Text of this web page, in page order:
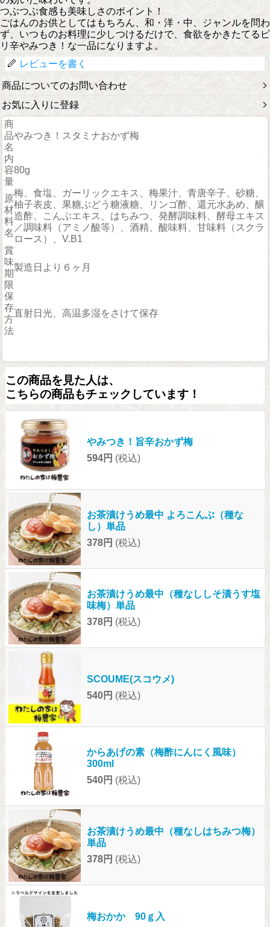
つぶつぶ食感も美味しさのポイント！
ごはんのお供としてはもちろん、和・洋・中、ジャンルを問わ
ず、いつものお料理に少しつけるだけで、食欲をかきたてるピ
リ辛やみつき！な一品になりますよ。
レビューを書く
商品についてのお問い合わせ
お気に入りに登録
商
品
名
やみつき！スタミナおかず梅
内
容
量
80g
原
材
料
名
梅、食塩、ガーリックエキス、梅果汁、青唐辛子、砂糖、
柚子表皮、果糖ぶどう糖液糖、リンゴ酢、還元水あめ、醸
造酢、こんぶエキス、はちみつ、発酵調味料、酵母エキス
／調味料（アミノ酸等）、酒精、酸味料、甘味料（スクラ
ロース）、V.B1
賞
味
期
限
製造日より６ヶ月
保
存
方
法
直射日光、高温多湿をさけて保存
この商品を見た人は、
こちらの商品もチェックしています！
やみつき！旨辛おかず梅
594円 (税込)
お茶漬けうめ最中 よろこんぶ（種な
し）単品
378円 (税込)
お茶漬けうめ最中（種なししそ漬うす塩
味梅）単品
378円 (税込)
SCOUME(スコウメ)
540円 (税込)
からあげの素（梅酢にんにく風味）
300ml
540円 (税込)
お茶漬けうめ最中（種なしはちみつ梅）
単品
378円 (税込)
梅おかか 90ｇ入